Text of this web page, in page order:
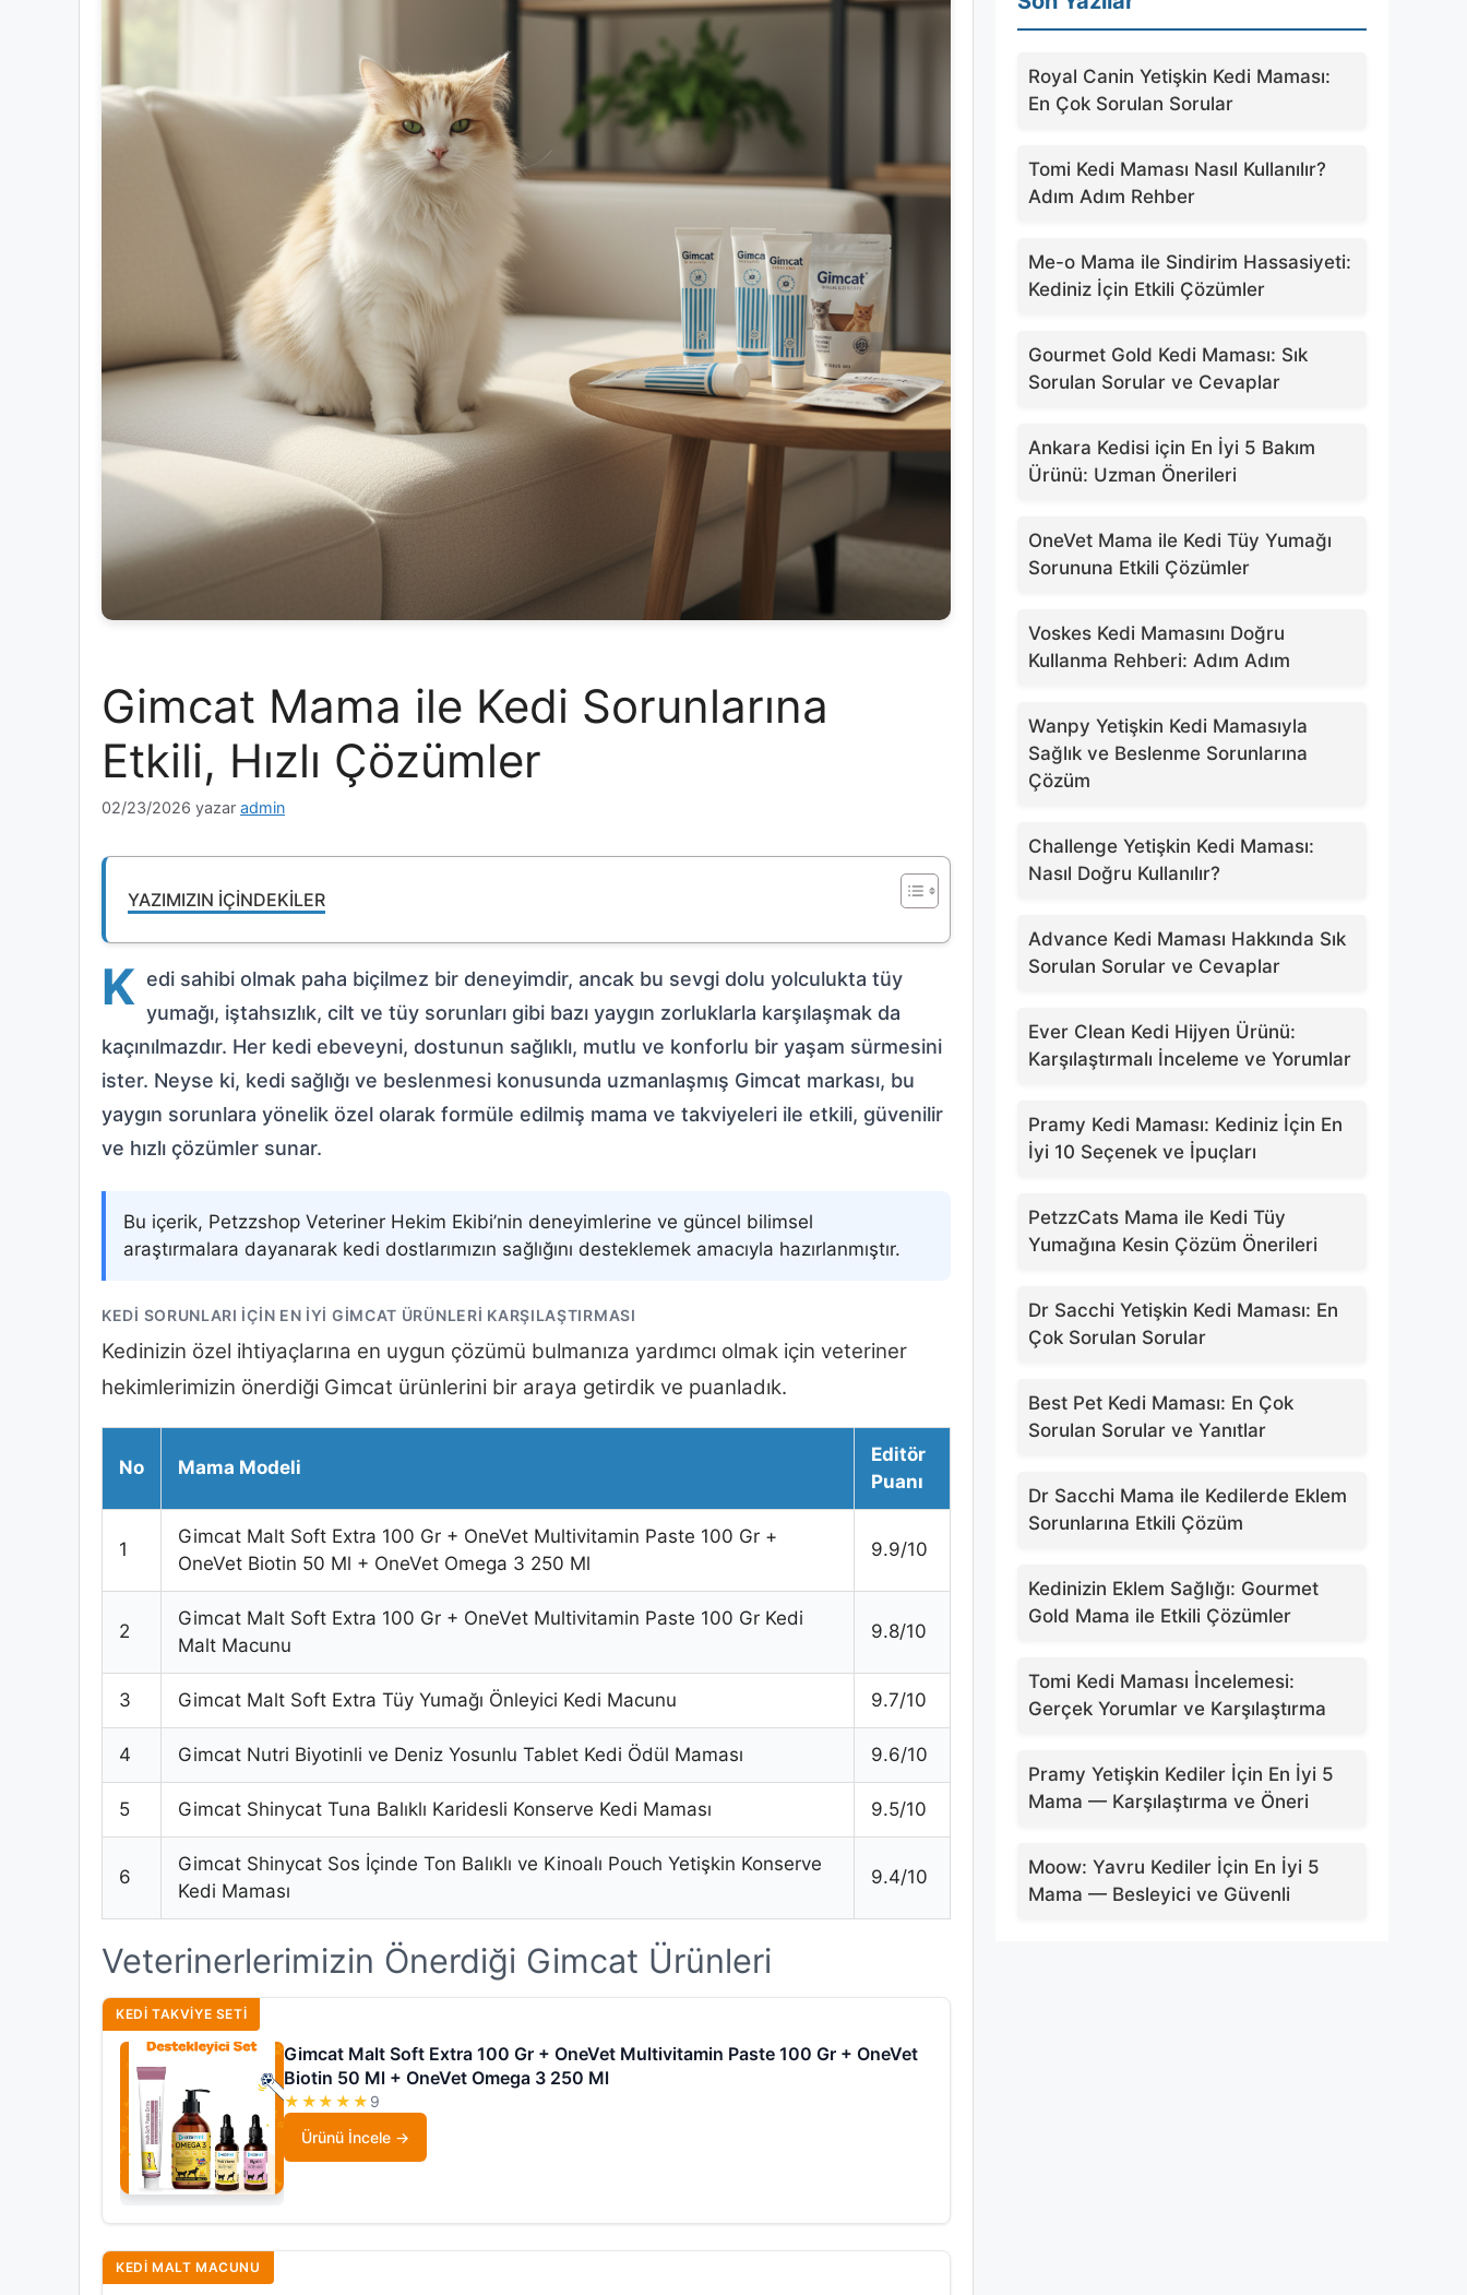
Gimcat Mama ile Kedi Sorunlarına
Etkili, Hızlı Çözümler
02/23/2026 yazar admin
YAZIMIZIN İÇINDEKILER
K edi sahibi olmak paha biçilmez bir deneyimdir, ancak bu sevgi dolu yolculukta tüy
yumağı, iştahsızlık, cilt ve tüy sorunları gibi bazı yaygın zorluklarla karşılaşmak da
kaçınılmazdır. Her kedi ebeveyni, dostunun sağlıklı, mutlu ve konforlu bir yaşam sürmesini
ister. Neyse ki, kedi sağlığı ve beslenmesi konusunda uzmanlaşmış Gimcat markası, bu
yaygın sorunlara yönelik özel olarak formüle edilmiş mama ve takviyeleri ile etkili, güvenilir
ve hızlı çözümler sunar.
Bu içerik, Petzzshop Veteriner Hekim Ekibi’nin deneyimlerine ve güncel bilimsel
araştırmalara dayanarak kedi dostlarımızın sağlığını desteklemek amacıyla hazırlanmıştır.
KEDI SORUNLARI İÇIN EN İYI GIMCAT ÜRÜNLERI KARŞILAŞTIRMASI
Kedinizin özel ihtiyaçlarına en uygun çözümü bulmanıza yardımcı olmak için veteriner
hekimlerimizin önerdiği Gimcat ürünlerini bir araya getirdik ve puanladık.
No Mama Modeli
Editör
Puanı
1
Gimcat Malt Soft Extra 100 Gr + OneVet Multivitamin Paste 100 Gr +
OneVet Biotin 50 Ml + OneVet Omega 3 250 Ml
9.9/10
2
Gimcat Malt Soft Extra 100 Gr + OneVet Multivitamin Paste 100 Gr Kedi
Malt Macunu
9.8/10
3 Gimcat Malt Soft Extra Tüy Yumağı Önleyici Kedi Macunu 9.7/10
4 Gimcat Nutri Biyotinli ve Deniz Yosunlu Tablet Kedi Ödül Maması 9.6/10
5 Gimcat Shinycat Tuna Balıklı Karidesli Konserve Kedi Maması 9.5/10
6
Gimcat Shinycat Sos İçinde Ton Balıklı ve Kinoalı Pouch Yetişkin Konserve
Kedi Maması
9.4/10
Veterinerlerimizin Önerdiği Gimcat Ürünleri
KEDI TAKVIYE SETI
Gimcat Malt Soft Extra 100 Gr + OneVet Multivitamin Paste 100 Gr + OneVet
Biotin 50 Ml + OneVet Omega 3 250 Ml
★★★★★ 9
Ürünü İncele
KEDI MALT MACUNU
Royal Canin Yetişkin Kedi Maması:
En Çok Sorulan Sorular
Tomi Kedi Maması Nasıl Kullanılır?
Adım Adım Rehber
Me-o Mama ile Sindirim Hassasiyeti:
Kediniz İçin Etkili Çözümler
Gourmet Gold Kedi Maması: Sık
Sorulan Sorular ve Cevaplar
Ankara Kedisi için En İyi 5 Bakım
Ürünü: Uzman Önerileri
OneVet Mama ile Kedi Tüy Yumağı
Sorununa Etkili Çözümler
Voskes Kedi Mamasını Doğru
Kullanma Rehberi: Adım Adım
Wanpy Yetişkin Kedi Mamasıyla
Sağlık ve Beslenme Sorunlarına
Çözüm
Challenge Yetişkin Kedi Maması:
Nasıl Doğru Kullanılır?
Advance Kedi Maması Hakkında Sık
Sorulan Sorular ve Cevaplar
Ever Clean Kedi Hijyen Ürünü:
Karşılaştırmalı İnceleme ve Yorumlar
Pramy Kedi Maması: Kediniz İçin En
İyi 10 Seçenek ve İpuçları
PetzzCats Mama ile Kedi Tüy
Yumağına Kesin Çözüm Önerileri
Dr Sacchi Yetişkin Kedi Maması: En
Çok Sorulan Sorular
Best Pet Kedi Maması: En Çok
Sorulan Sorular ve Yanıtlar
Dr Sacchi Mama ile Kedilerde Eklem
Sorunlarına Etkili Çözüm
Kedinizin Eklem Sağlığı: Gourmet
Gold Mama ile Etkili Çözümler
Tomi Kedi Maması İncelemesi:
Gerçek Yorumlar ve Karşılaştırma
Pramy Yetişkin Kediler İçin En İyi 5
Mama — Karşılaştırma ve Öneri
Moow: Yavru Kediler İçin En İyi 5
Mama — Besleyici ve Güvenli